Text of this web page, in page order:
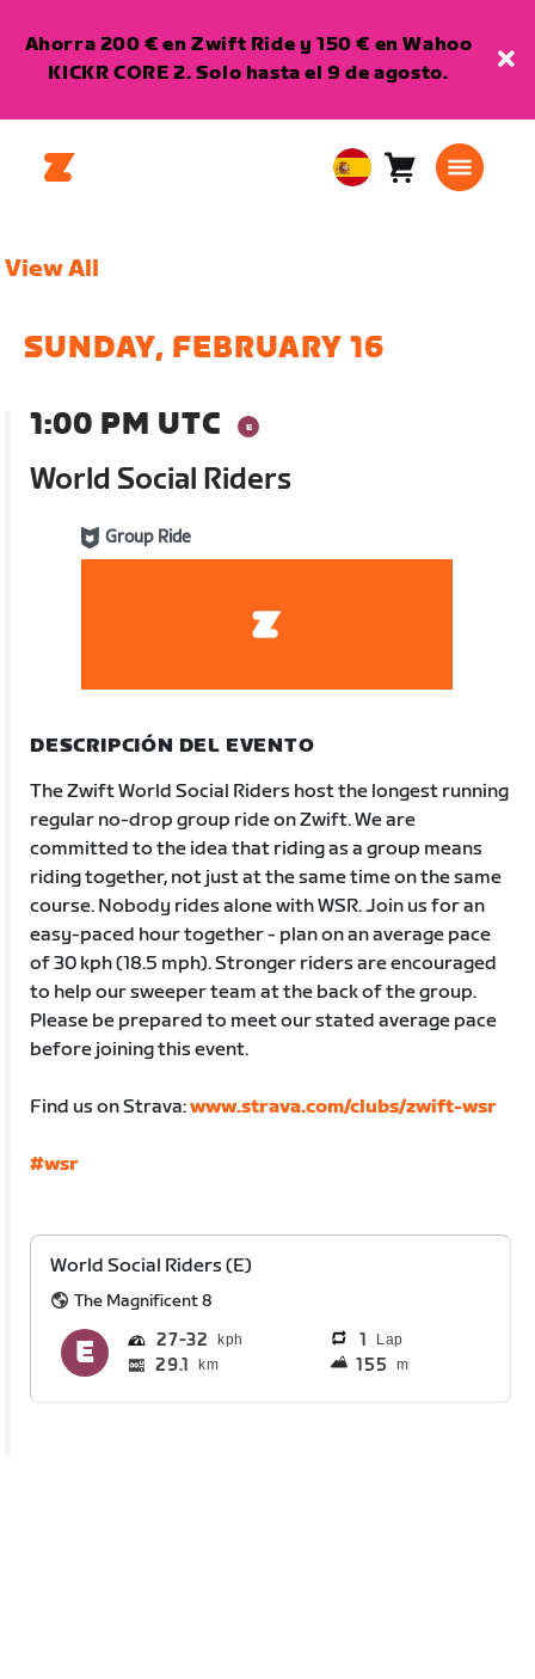
Ahorra 200 € en Zwift Ride y 150 € en Wahoo
KICKR CORE 2. Solo hasta el 9 de agosto.
EuropeanCarro0
View All
SUNDAY, FEBRUARY 16
1:00 PM UTC
World Social Riders
Group Ride
DESCRIPCIÓN DEL EVENTO
The Zwift World Social Riders host the longest running
regular no-drop group ride on Zwift. We are
committed to the idea that riding as a group means
riding together, not just at the same time on the same
course. Nobody rides alone with WSR. Join us for an
easy-paced hour together - plan on an average pace
of 30 kph (18.5 mph). Stronger riders are encouraged
to help our sweeper team at the back of the group.
Please be prepared to meet our stated average pace
before joining this event.
Find us on Strava:www.strava.com/clubs/zwift-wsr
#wsr
World Social Riders (E)
The Magnificent 8
27 32 1 Lap
29.1 km 155 m